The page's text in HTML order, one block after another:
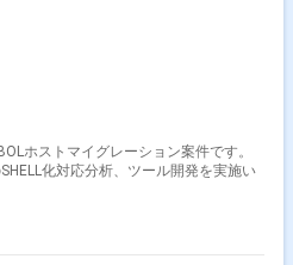
ホストマイグレーション案件です。
化対応分析、ツール開発を実施い